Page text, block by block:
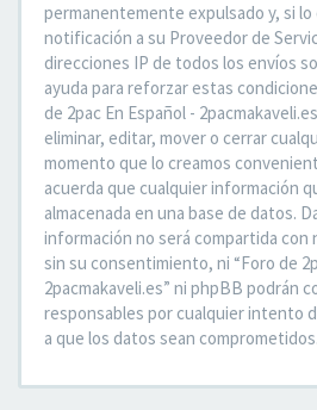
permanentemente expulsado y, si
notificación a su Proveedor de
direcciones IP de todos los envíos
ayuda para reforzar estas
de 2pac En Español -
eliminar, editar, mover o cerrar
momento que lo creamos
acuerda que cualquier información
almacenada en una base de datos.
información no será compartida
sin su consentimiento, ni “Foro de
2pacmakaveli.es” ni phpBB podrán
responsables por cualquier intento
a que los datos sean comprometidos.